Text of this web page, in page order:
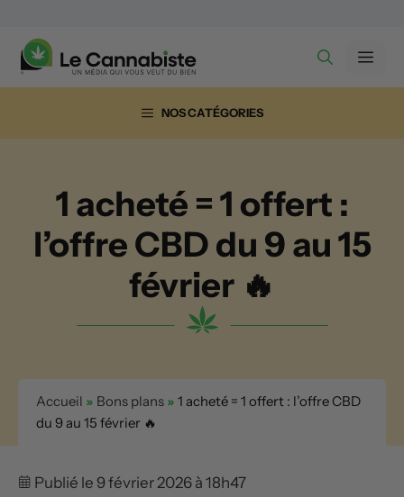
contenu
NOS CATÉGORIES
1 acheté = 1 offert :
l’offre CBD du 9 au 15
février 🔥
Accueil » Bons plans » 1 acheté = 1 offert : l’offre CBD
du 9 au 15 février 🔥
Publié le 9 février 2026 à 18h47